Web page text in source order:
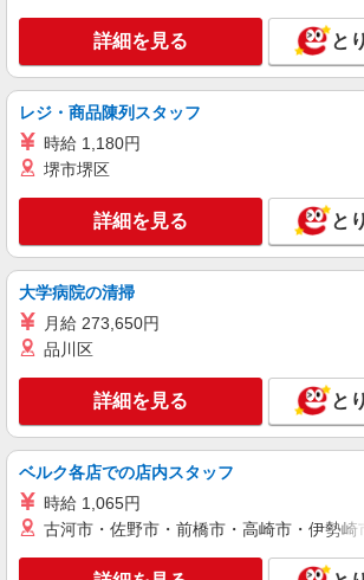
詳細を見る と
レジ・商品陳列スタッフ
時給 1,180円
堺市堺区
詳細を見る と
大学病院の清掃
月給 273,650円
品川区
詳細を見る と
ベルク各店での店内スタッフ
時給 1,065円
古河市・佐野市・前橋市・高崎市・伊勢